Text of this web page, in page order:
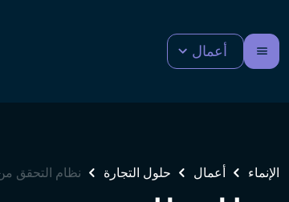
أعمال
الإنماء أعمال حلول التجارة نظام التحقق